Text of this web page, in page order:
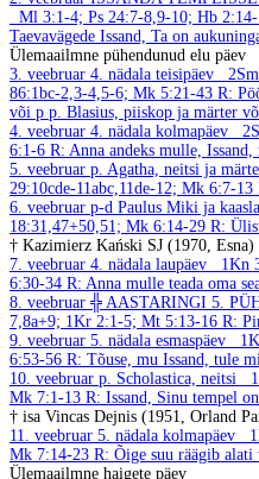
Ml 3:1-4; Ps 24:7-8,9-10; Hb
Taevavägede Issand, Ta on
Ülemaailmne pühendunud elu päev
3. veebruar 4. nädala teisipäev
86:1bc-2,3-4,5-6; Mk 5:21-43 R:
või p p. Blasius, piiskop ja märter
4. veebruar 4. nädala kolmapäev
6:1-6 R: Anna andeks mulle, Issand,
5. veebruar p. Agatha, neitsi ja
29:10cde-11abc,11de-12; Mk 6:7-13
6. veebruar p-d Paulus Miki ja
18:31,47+50,51; Mk 6:14-29 R:
† Kazimierz Kański SJ (1970, Esna)
7. veebruar 4. nädala laupäev
1Kn
6:30-34 R: Anna mulle teada oma
8. veebruar ╬ AASTARINGI 5.
7,8a+9; 1Kr 2:1-5; Mt 5:13-16 R:
9. veebruar 5. nädala esmaspäev
6:53-56 R: Tõuse, mu Issand, tule
10. veebruar p. Scholastica, neitsi
Mk 7:1-13 R: Issand, Sinu tempel
† isa Vincas Dejnis (1951, Orland
11. veebruar 5. nädala kolmapäev
Mk 7:14-23 R: Õige suu räägib alati
Ülemaailmne haigete päev